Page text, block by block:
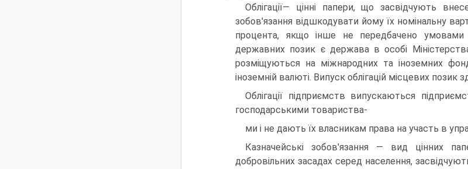
Облігації— цінні папери, що засвідчують
зобов'язання відшкодувати йому їх номінальну
процента, якщо інше не передбачено умовами
державних позик є держава в особі
розміщуються на міжнародних та іноземних
іноземній валюті. Випуск облігацій місцевих
Облігації підприємств випускаються
господарськими товариства-
ми і не дають їх власникам права на участь в
Казначейські зобов'язання — вид цінних
добровільних засадах серед населення,